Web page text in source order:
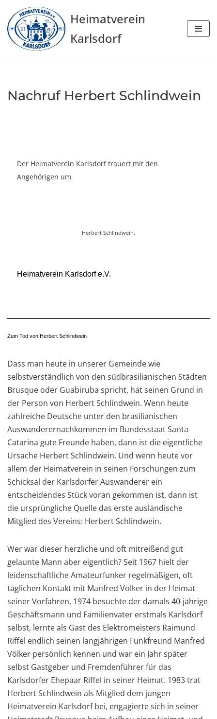
Zum
Inhalt
springen
Heimatverein
Karlsdorf
Nachruf Herbert Schlindwein
Der Heimatverein Karlsdorf trauert mit den
Angehörigen um
Herbert Schlindwein.
Heimatverein Karlsdorf e.V.
Zum Tod von Herbert Schlindwein
Dass man heute in unserer Gemeinde wie
selbstverständlich von den südbrasilianischen Städten
Brusque oder Guabiruba spricht, hat seinen Grund in
der Person von Herbert Schlindwein. Wenn heute
zahlreiche Deutsche unter den brasilianischen
Auswanderernachkommen im Bundesstaat Santa
Catarina gute Freunde haben, dann ist die eigentliche
Ursache Herbert Schlindwein. Und wenn heute vor
allem der Heimatverein in seinen Forschungen zum
Schicksal der Karlsdorfer Auswanderer ein
entscheidendes Stück voran gekommen ist, dann ist
die ursprüngliche Quelle das erste ausländische
Mitglied des Vereins: Herbert Schlindwein.
Wer war dieser herzliche und oft mitreißend gut
gelaunte Mann aber eigentlich? Seit 1967 hielt der
leidenschaftliche Amateurfunker regelmäßigen, oft
täglichen Kontakt mit Manfred Völker in der Heimat
seiner Vorfahren. 1974 besuchte der damals 40-jährige
Geschäftsmann und Familienvater erstmals Karlsdorf
selbst, lernte als Gast des Elektromeisters Raimund
Riffel endlich seinen langjährigen Funkfreund Manfred
Völker persönlich kennen und war ein Jahr später
selbst Gastgeber und Fremdenführer für das
Karlsdorfer Ehepaar Riffel in seiner Heimat. 1983 trat
Herbert Schlindwein als Mitglied dem jungen
Heimatverein Karlsdorf bei, engagierte sich in seiner